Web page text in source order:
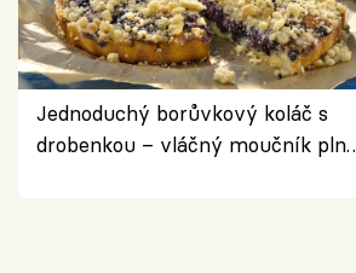
Jednoduchý borůvkový koláč s
drobenkou – vláčný moučník plný